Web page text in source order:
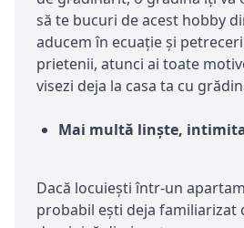
să te bucuri de acest hobby
aducem în ecuație și
prietenii, atunci ai toate
visezi deja la casa ta cu
Mai multă linște,
Dacă locuiești într-un
probabil ești deja familiarizat